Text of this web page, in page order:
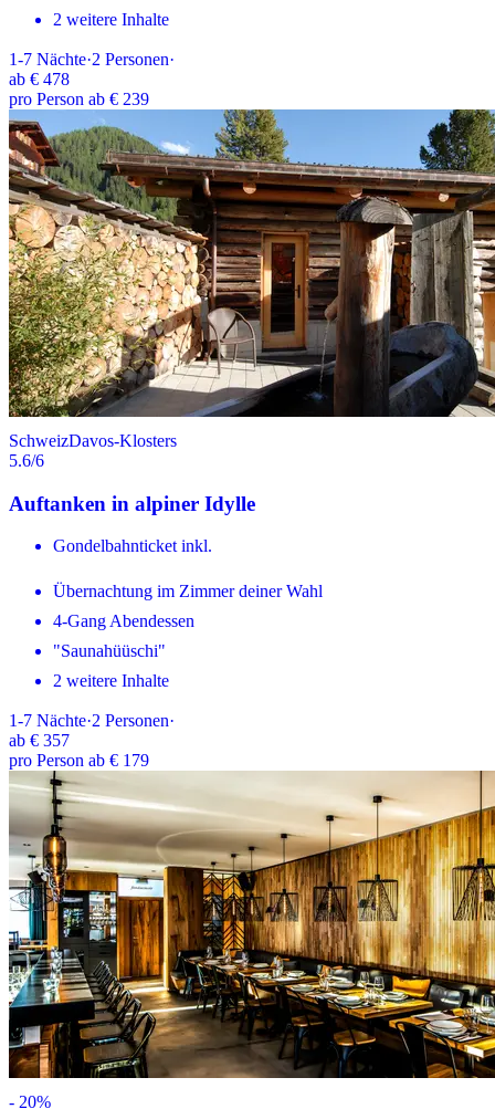
2 weitere Inhalte
1-7 Nächte·2 Personen·
ab € 478
pro Person ab € 239
SchweizDavos-Klosters
5.6/6
Auftanken in alpiner Idylle
Gondelbahnticket inkl.
Übernachtung im Zimmer deiner Wahl
4-Gang Abendessen
"Saunahüüschi"
2 weitere Inhalte
1-7 Nächte·2 Personen·
ab € 357
pro Person ab € 179
- 20%